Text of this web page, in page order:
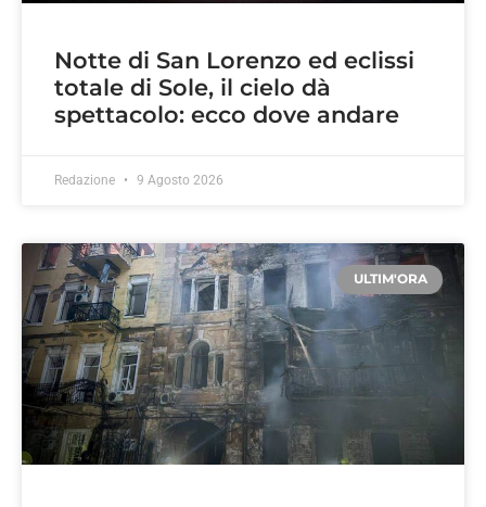
Notte di San Lorenzo ed eclissi
totale di Sole, il cielo dà
spettacolo: ecco dove andare
Redazione 9 Agosto 2026
ULTIM'ORA